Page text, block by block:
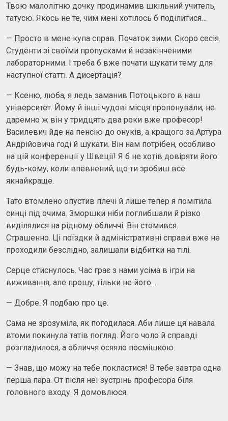
Твою малолітню дочку продинамив шкільний учитель,
татусю. Якось не те, чим мені хотілось б поділитися…
— Просто в мене купа справ. Початок зими. Скоро сесія.
Студенти зі своїми пропусками й незакінченими
лабораторними. І треба б вже почати шукати тему для
наступної статті. А дисертація?
— Ксеню, люба, я ледь заманив Потоцького в наш
університет. Йому й інші чудові місця пропонували, не
даремно ж він у тридцять два роки вже професор!
Василевич йде на пенсію до онуків, а кращого за Артура
Андрійовича годі й шукати. Він нам потрібен, особливо
на цій конференції у Швеції! Я б не хотів довіряти його
будь-кому, коли впевнений, що ти зробиш все
якнайкраще.
Тато втомлено опустив плечі й лише тепер я помітила
синці під очима. Зморшки ніби поглибшали й різко
виділялися на рідному обличчі. Він стомився.
Страшенно. Ці поїздки й адміністративні справи вже не
проходили безслідно, залишали відбитки на тілі.
Серце стиснулось. Час грає з нами усіма в ігри на
виживання, але прошу, тільки не його…
— Добре. Я подбаю про це.
Сама не зрозуміла, як погодилася. Аби лише ця навала
втоми покинула татів погляд. Його чоло й справді
розгладилося, а обличчя осяяло посмішкою.
— Знав, що можу на тебе покластися! В тебе завтра одна
перша пара. От після неї зустрінь професора біля
головного входу. Я домовлюся.